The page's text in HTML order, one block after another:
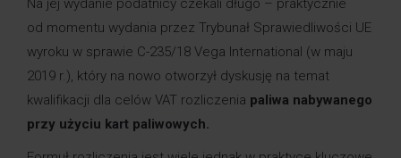
Na jej wydanie podatnicy czekali długo – praktycznie
od momentu wydania przez Trybunał Sprawiedliwości UE
wyroku w sprawie C-235/18 Vega International (w maju
2019 r.), który na nowo otworzył dyskusję na temat
kwalifikacji dla celów VAT rozliczenia paliwa nabywanego
przy użyciu kart paliwowych.